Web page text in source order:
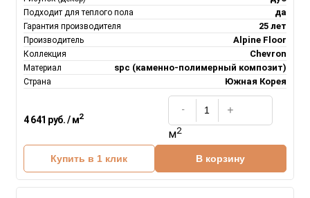
Подходит для теплого пола да
Гарантия производителя 25 лет
Производитель Alpine Floor
Коллекция Chevron
Материал spc (каменно-полимерный композит)
Страна Южная Корея
4 641 руб. / м2
м2
Купить в 1 клик В корзину